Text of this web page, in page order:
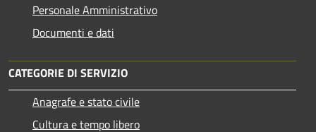
Personale Amministrativo
Documenti e dati
CATEGORIE DI SERVIZIO
Anagrafe e stato civile
Cultura e tempo libero